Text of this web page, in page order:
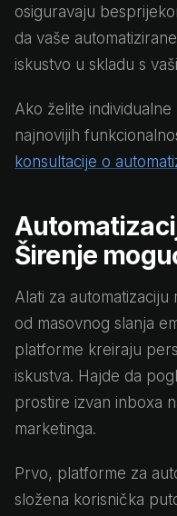
osiguravaju
da vaše
iskustvo u skladu s
Ako želite
najnovijih
konsultacije o
Širenje
Alati za
od masovnog slanja
platforme kreiraju
iskustva. Hajde da
prostire izvan inboxa
marketinga.
Prvo, platforme za
složena korisnička